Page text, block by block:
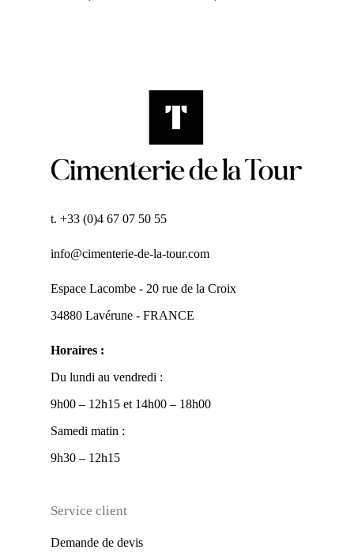
t. +33 (0)4 67 07 50 55
info@cimenterie-de-la-tour.com
Espace Lacombe - 20 rue de la Croix
34880 Lavérune - FRANCE
Horaires :
Du lundi au vendredi :
9h00 – 12h15 et 14h00 – 18h00
Samedi matin :
9h30 – 12h15
Service client
Demande de devis